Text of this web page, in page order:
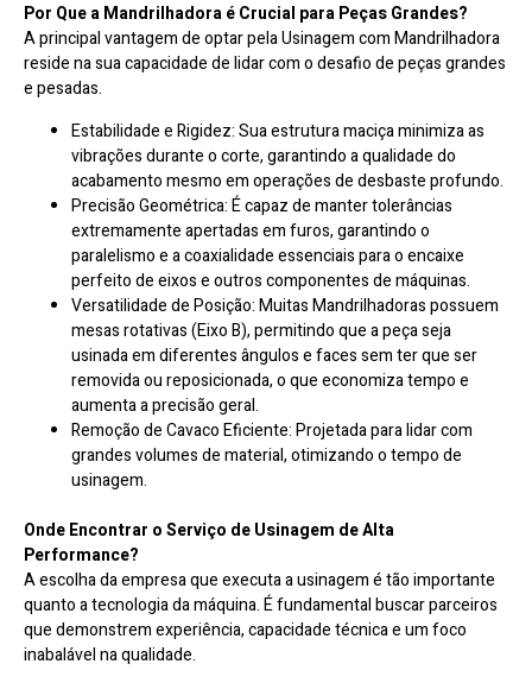
Por Que a Mandrilhadora é Crucial para Peças Grandes?
A principal vantagem de optar pela Usinagem com Mandrilhadora
reside na sua capacidade de lidar com o desafio de peças grandes
e pesadas.
Estabilidade e Rigidez: Sua estrutura maciça minimiza as
vibrações durante o corte, garantindo a qualidade do
acabamento mesmo em operações de desbaste profundo.
Precisão Geométrica: É capaz de manter tolerâncias
extremamente apertadas em furos, garantindo o
paralelismo e a coaxialidade essenciais para o encaixe
perfeito de eixos e outros componentes de máquinas.
Versatilidade de Posição: Muitas Mandrilhadoras possuem
mesas rotativas (Eixo B), permitindo que a peça seja
usinada em diferentes ângulos e faces sem ter que ser
removida ou reposicionada, o que economiza tempo e
aumenta a precisão geral.
Remoção de Cavaco Eficiente: Projetada para lidar com
grandes volumes de material, otimizando o tempo de
usinagem.
Onde Encontrar o Serviço de Usinagem de Alta
Performance?
A escolha da empresa que executa a usinagem é tão importante
quanto a tecnologia da máquina. É fundamental buscar parceiros
que demonstrem experiência, capacidade técnica e um foco
inabalável na qualidade.